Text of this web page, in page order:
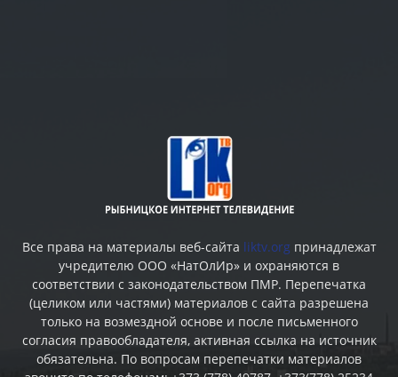
Все права на материалы веб-сайта liktv.org принадлежат
учредителю ООО «НатОлИр» и охраняются в
соответствии с законодательством ПМР. Перепечатка
(целиком или частями) материалов c сайта разрешена
только на возмездной основе и после письменного
согласия правообладателя, активная ссылка на источник
обязательна. По вопросам перепечатки материалов